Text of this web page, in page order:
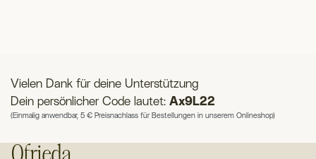
Vielen Dank für deine Unterstützung
Dein persönlicher Code lautet: Ax9L22
(Einmalig anwendbar, 5 € Preisnachlass für Bestellungen in unserem Onlineshop)